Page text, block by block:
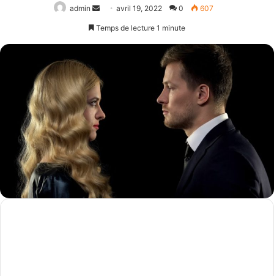
admin
Envoyeravril 19, 2022 0 607
Temps de lecture 1 minute